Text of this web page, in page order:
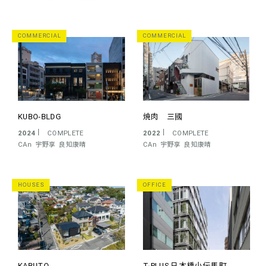
COMMERCIAL
KUBO-BLDG
2024
COMPLETE
CAn 宇野享 良知康晴
COMMERCIAL
焼肉 三國
2022
COMPLETE
CAn 宇野享 良知康晴
HOUSES OFFICE